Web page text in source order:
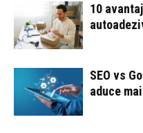
10
SEO vs
aduce